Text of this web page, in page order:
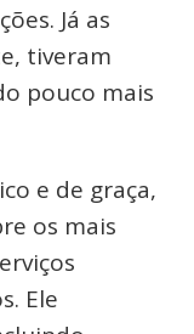
Já as
tiveram
pouco mais
e de graça,
os mais
Ele